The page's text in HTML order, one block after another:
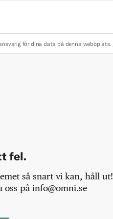
för dina data på denna webbplats.
fel.
så snart vi kan, håll ut!
på info@omni.se